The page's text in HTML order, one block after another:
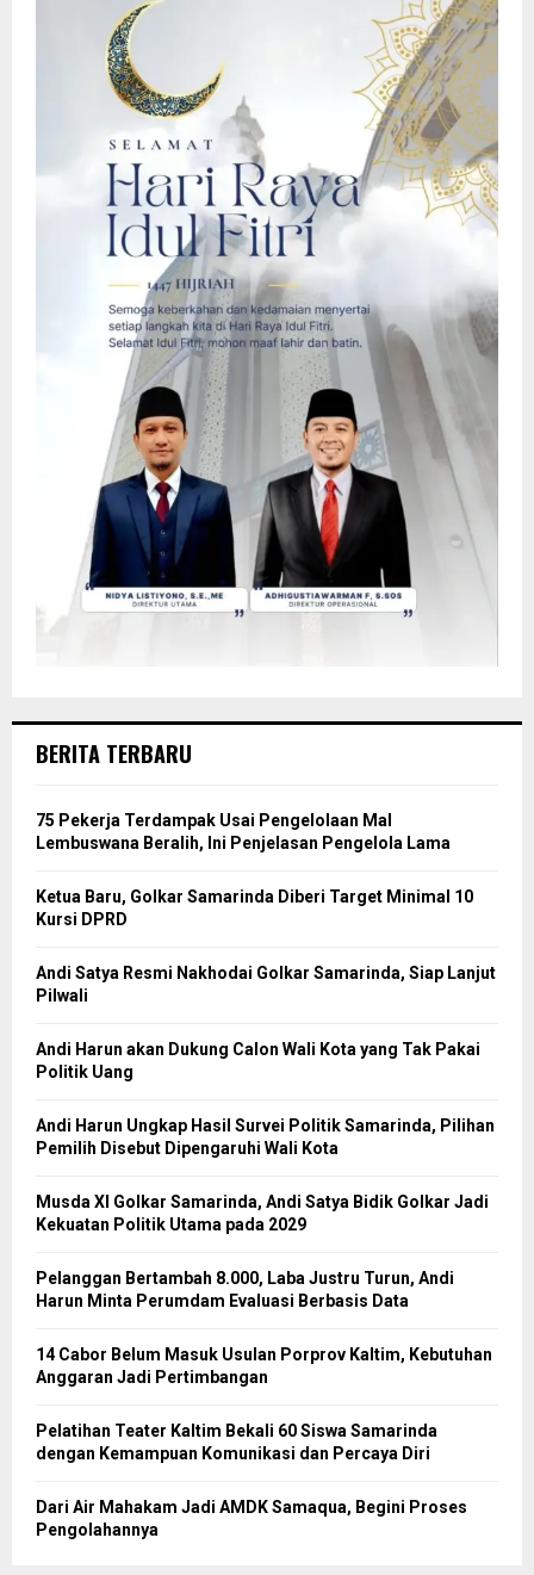
BERITA TERBARU
75 Pekerja Terdampak Usai Pengelolaan Mal
Lembuswana Beralih, Ini Penjelasan Pengelola Lama
Ketua Baru, Golkar Samarinda Diberi Target Minimal 10
Kursi DPRD
Andi Satya Resmi Nakhodai Golkar Samarinda, Siap Lanjut
Pilwali
Andi Harun akan Dukung Calon Wali Kota yang Tak Pakai
Politik Uang
Andi Harun Ungkap Hasil Survei Politik Samarinda, Pilihan
Pemilih Disebut Dipengaruhi Wali Kota
Musda XI Golkar Samarinda, Andi Satya Bidik Golkar Jadi
Kekuatan Politik Utama pada 2029
Pelanggan Bertambah 8.000, Laba Justru Turun, Andi
Harun Minta Perumdam Evaluasi Berbasis Data
14 Cabor Belum Masuk Usulan Porprov Kaltim, Kebutuhan
Anggaran Jadi Pertimbangan
Pelatihan Teater Kaltim Bekali 60 Siswa Samarinda
dengan Kemampuan Komunikasi dan Percaya Diri
Dari Air Mahakam Jadi AMDK Samaqua, Begini Proses
Pengolahannya